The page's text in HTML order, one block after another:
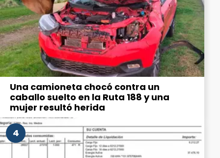
Una camioneta chocó contra un
caballo suelto en la Ruta 188 y una
mujer resultó herida
4